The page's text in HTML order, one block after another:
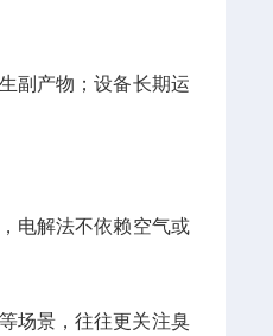
副产物；设备长期运
电解法不依赖空气或
场景，往往更关注臭